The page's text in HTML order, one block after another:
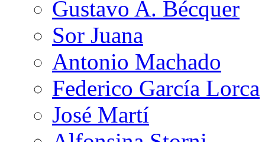
Gustavo A. Bécquer
Sor Juana
Antonio Machado
Federico García Lorca
José Martí